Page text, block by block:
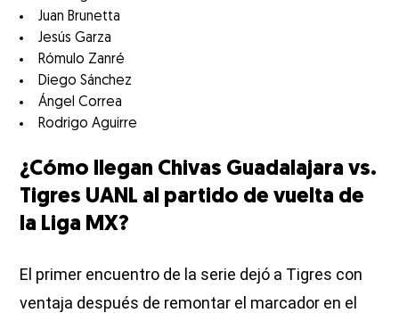
Juan Brunetta
Jesús Garza
Rómulo Zanré
Diego Sánchez
Ángel Correa
Rodrigo Aguirre
¿Cómo llegan Chivas Guadalajara vs.
Tigres UANL al partido de vuelta de
la Liga MX?
El primer encuentro de la serie dejó a Tigres con
ventaja después de remontar el marcador en el